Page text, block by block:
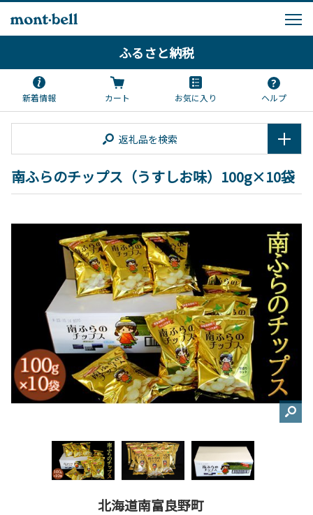
ふるさと納税
新着情報 カート お気に入り ヘルプ
返礼品を検索
南ふらのチップス（うすしお味）100g×10袋
北海道南富良野町